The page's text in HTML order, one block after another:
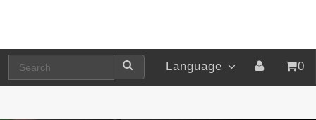
Language 0